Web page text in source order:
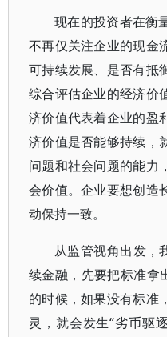
现在的投资者在衡
不再仅关注企业的现金
可持续发展、是否有抵
综合评估企业的经济价
济价值代表着企业的盈
济价值是否能够持续，
问题和社会问题的能力
会价值。企业要想创造
动保持一致。
从监管视角出发，
续金融，先要把标准拿
的时候，如果没有标准
灵，就会发生“劣币驱